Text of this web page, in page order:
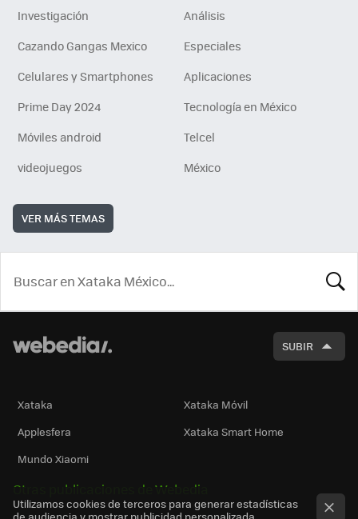
Investigación
Análisis
Cazando Gangas Mexico
Especiales
Celulares y Smartphones
Aplicaciones
Prime Day 2024
Tecnología en México
Móviles android
Telcel
videojuegos
México
VER MÁS TEMAS
SUBIR
Xataka
Xataka Móvil
Applesfera
Xataka Smart Home
Mundo Xiaomi
Otras publicaciones de Webedia
Utilizamos cookies de terceros para generar estadísticas